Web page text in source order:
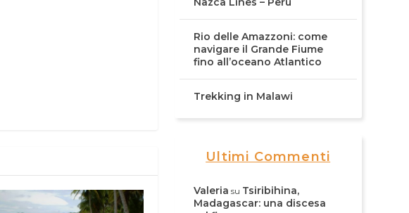
Rio delle Amazzoni: come
navigare il Grande Fiume
fino all’oceano Atlantico
Trekking in Malawi
Ultimi Commenti
Valeria su Tsiribihina,
Madagascar: una discesa